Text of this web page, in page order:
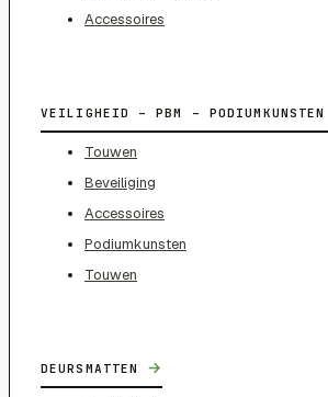
Accessoires
VEILIGHEID – PBM – PODIUMKUNSTEN
Touwen
Beveiliging
Accessoires
Podiumkunsten
Touwen
DEURSMATTEN →